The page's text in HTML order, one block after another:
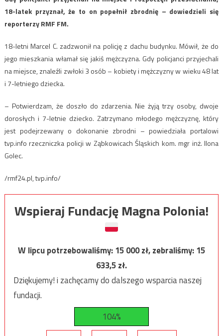
18-latek przyznał, że to on popełnił zbrodnię – dowiedzieli się
reporterzy RMF FM.
18-letni Marcel C. zadzwonił na policję z dachu budynku. Mówił, że do
jego mieszkania włamał się jakiś mężczyzna. Gdy policjanci przyjechali
na miejsce, znaleźli zwłoki 3 osób – kobiety i mężczyzny w wieku 48 lat
i 7-letniego dziecka.
– Potwierdzam, że doszło do zdarzenia. Nie żyją trzy osoby, dwoje
dorosłych i 7-letnie dziecko. Zatrzymano młodego mężczyznę, który
jest podejrzewany o dokonanie zbrodni – powiedziała portalowi
tvp.info rzeczniczka policji w Ząbkowicach Śląskich kom. mgr inż. Ilona
Golec.
/rmf24.pl, tvp.info/
Wspieraj Fundację Magna Polonia!
W lipcu potrzebowaliśmy:15 000zł, zebraliśmy:15
633,5zł.
Dziękujemy! i zachęcamy do dalszego wsparcia naszej
fundacji.
104%